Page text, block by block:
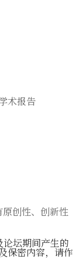
术报告
创性、创新性
坛期间产生的
保密内容，请作